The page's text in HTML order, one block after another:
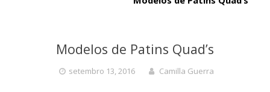
Modelos de Patins Quad’s
setembro 13, 2016 Camilla Guerra